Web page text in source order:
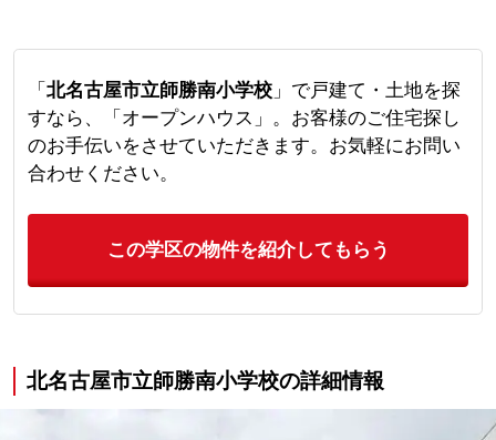
「 北名古屋市立師勝南小学校」で戸建て・土地を探
すなら、「オープンハウス」。お客様のご住宅探し
のお手伝いをさせていただきます。お気軽にお問い
合わせください。
この学区の物件を紹介してもらう
北名古屋市立師勝南小学校の詳細情報